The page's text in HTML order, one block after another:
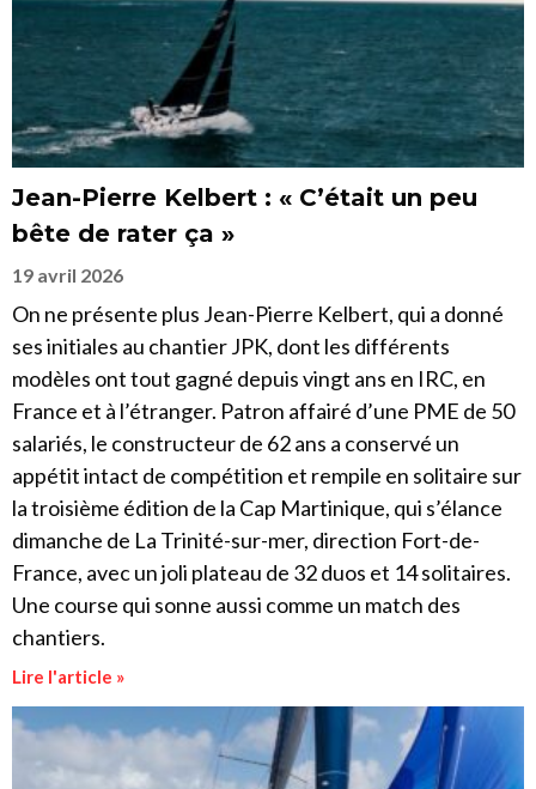
Jean-Pierre Kelbert : « C’était un peu
bête de rater ça »
19 avril 2026
On ne présente plus Jean-Pierre Kelbert, qui a donné
ses initiales au chantier JPK, dont les différents
modèles ont tout gagné depuis vingt ans en IRC, en
France et à l’étranger. Patron affairé d’une PME de 50
salariés, le constructeur de 62 ans a conservé un
appétit intact de compétition et rempile en solitaire sur
la troisième édition de la Cap Martinique, qui s’élance
dimanche de La Trinité-sur-mer, direction Fort-de-
France, avec un joli plateau de 32 duos et 14 solitaires.
Une course qui sonne aussi comme un match des
chantiers.
Lire l'article »